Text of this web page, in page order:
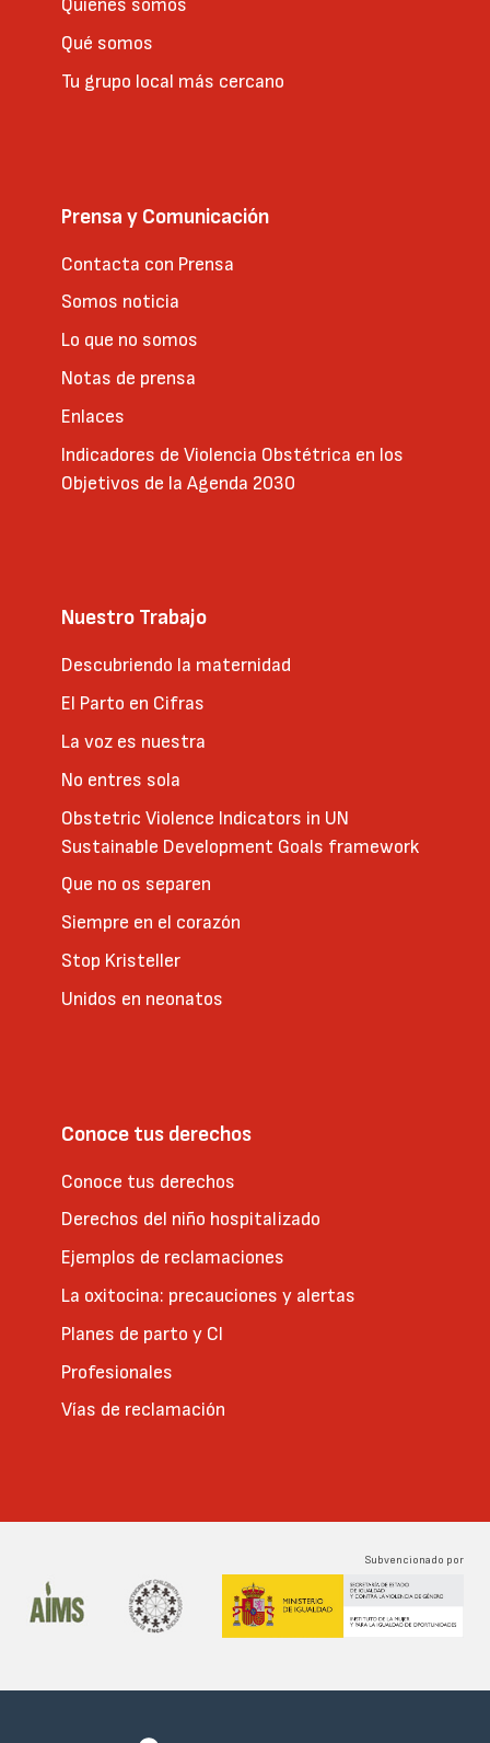
Quienes somos
Qué somos
Tu grupo local más cercano
Prensa y Comunicación
Contacta con Prensa
Somos noticia
Lo que no somos
Notas de prensa
Enlaces
Indicadores de Violencia Obstétrica en los
Objetivos de la Agenda 2030
Nuestro Trabajo
Descubriendo la maternidad
El Parto en Cifras
La voz es nuestra
No entres sola
Obstetric Violence Indicators in UN
Sustainable Development Goals framework
Que no os separen
Siempre en el corazón
Stop Kristeller
Unidos en neonatos
Conoce tus derechos
Conoce tus derechos
Derechos del niño hospitalizado
Ejemplos de reclamaciones
La oxitocina: precauciones y alertas
Planes de parto y CI
Profesionales
Vías de reclamación
Subvencionado por